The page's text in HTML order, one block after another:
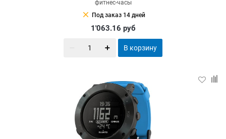
фитнес-часы
clear Под заказ 14 дней
1'063.16 руб
В корзину